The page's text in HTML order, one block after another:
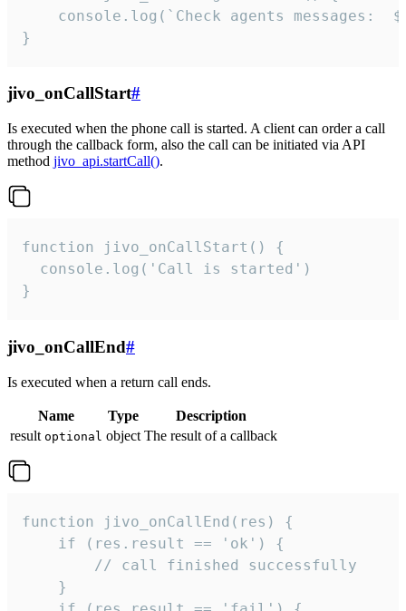
}
jivo_onCallStart#
Is executed when the phone call is started. A client can order a call
through the callback form, also the call can be initiated via API
method jivo_api.startCall().
function jivo_onCallStart() {
  console.log('Call is started')
}
jivo_onCallEnd#
Is executed when a return call ends.
Name Type
Description
result optional object The result of a callback
function jivo_onCallEnd(res) {
    if (res.result == 'ok') {
        // call finished successfully
    }